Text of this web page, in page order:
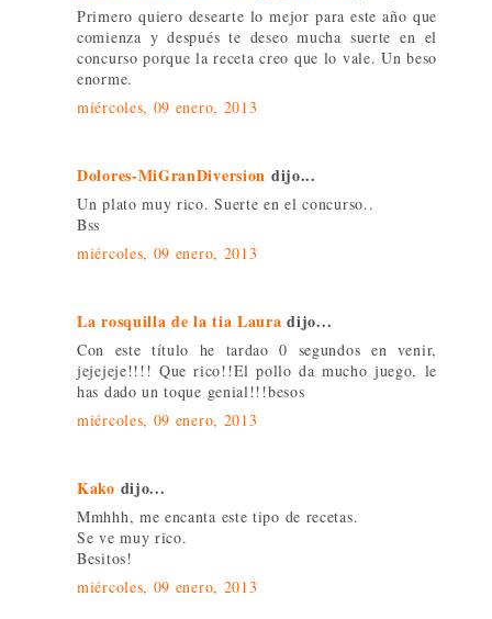
Primero quiero desearte lo mejor para este año que
comienza y después te deseo mucha suerte en el
concurso porque la receta creo que lo vale. Un beso
enorme.
miércoles, 09 enero, 2013
Dolores-MiGranDiversion dijo...
Un plato muy rico. Suerte en el concurso..
Bss
miércoles, 09 enero, 2013
La rosquilla de la tia Laura dijo...
Con este título he tardao 0 segundos en venir,
jejejeje!!!! Que rico!!El pollo da mucho juego, le
has dado un toque genial!!!besos
miércoles, 09 enero, 2013
Kako dijo...
Mmhhh, me encanta este tipo de recetas.
Se ve muy rico.
Besitos!
miércoles, 09 enero, 2013